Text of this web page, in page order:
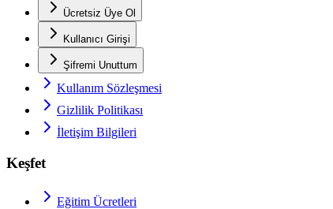
Ücretsiz Üye Ol
Kullanıcı Girişi
Şifremi Unuttum
Kullanım Sözleşmesi
Gizlilik Politikası
İletişim Bilgileri
Keşfet
Eğitim Ücretleri